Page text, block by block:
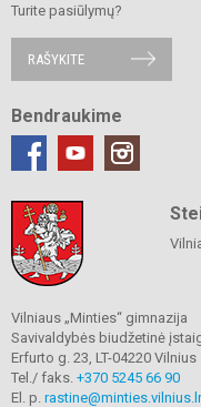
Turite pasiūlymų?
RAŠYKITE
Bendraukime
Vilniaus „Minties“ gimnazija
Savivaldybės biudžetinė
Erfurto g. 23, LT-04220 Vilnius
Tel./ faks. +370 5245 66 90
El. p.